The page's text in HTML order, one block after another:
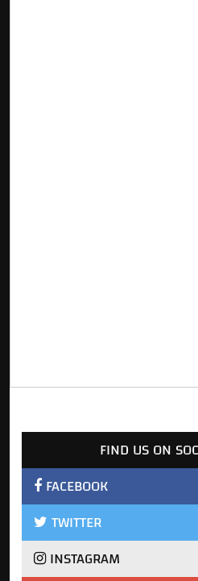
FIND US ON
FACEBOOK
TWITTER
INSTAGRAM